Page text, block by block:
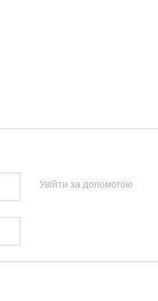
Увійти за допомогою